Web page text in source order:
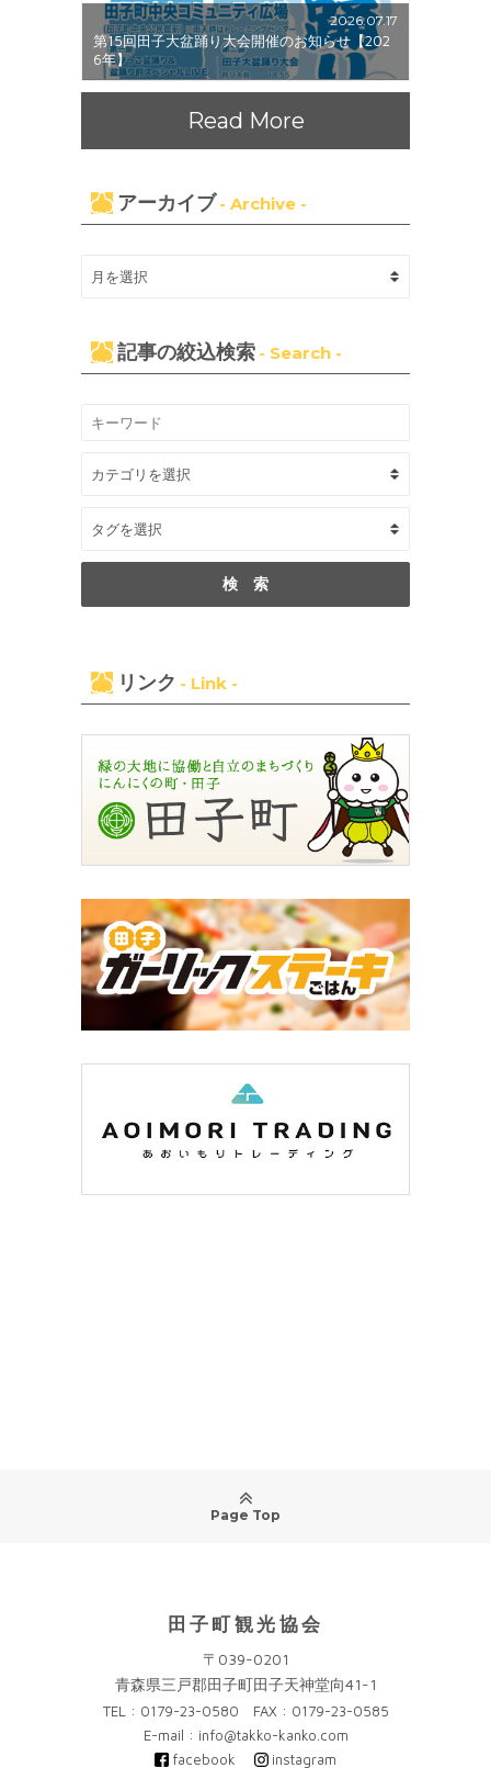
2026.07.17
第15回田子大盆踊り大会開催のお知らせ【202
6年】
Read More
アーカイブ - Archive -
記事の絞込検索 - Search -
リンク - Link -
Page Top
田子町観光協会
〒039-0201
青森県三戸郡田子町田子天神堂向41-1
TEL : 0179-23-0580 FAX : 0179-23-0585
E-mail : info@takko-kanko.com
facebook
instagram